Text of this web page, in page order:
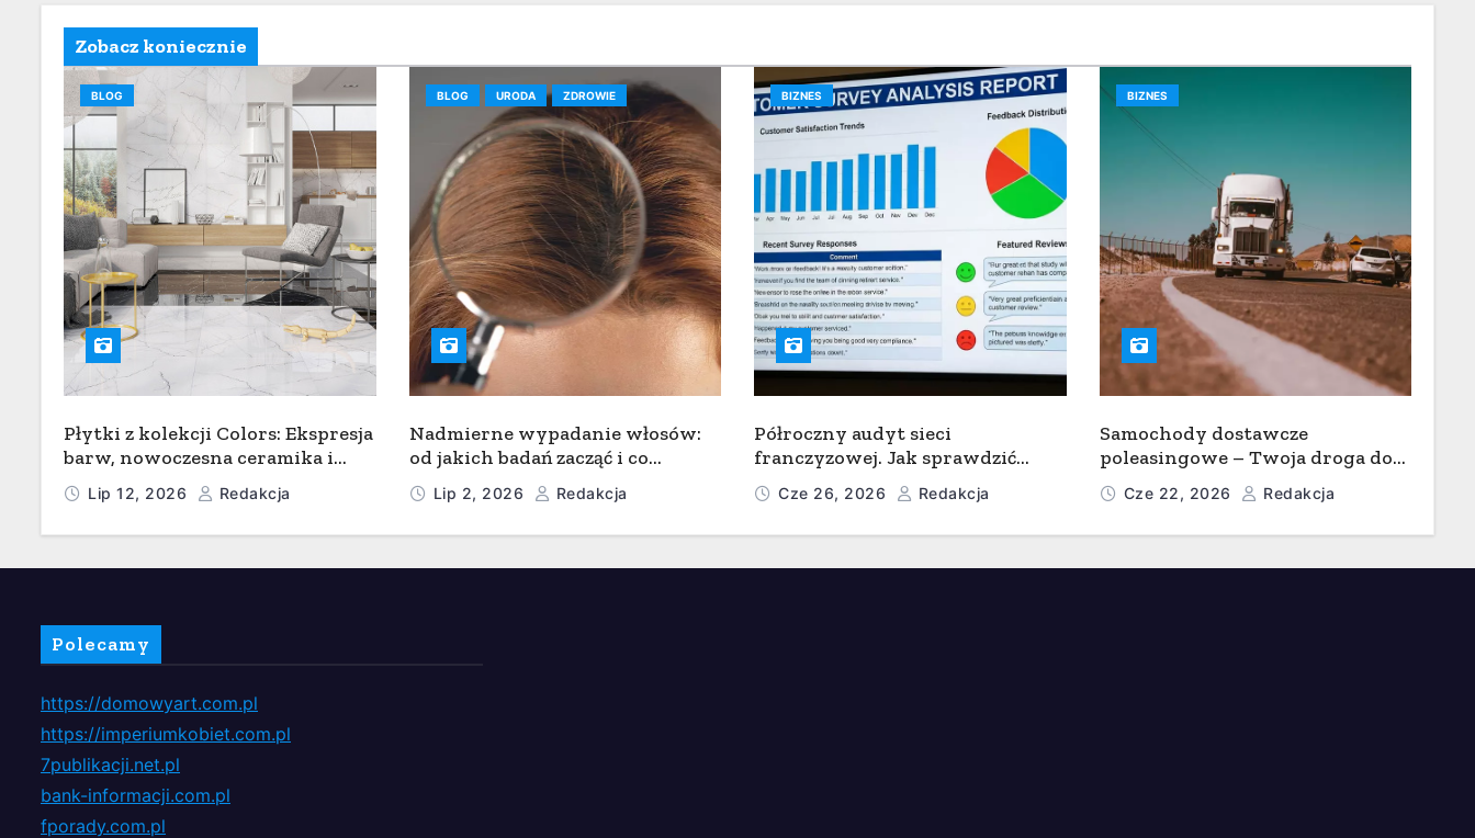
Zobacz koniecznie
BLOG
Płytki z kolekcji Colors: Ekspresja
barw, nowoczesna ceramika i
wyrazisty styl w łazience, kuchni
i salonie
Lip 12, 2026 Redakcja
BLOG URODA ZDROWIE
Nadmierne wypadanie włosów:
od jakich badań zacząć i co
pokazuje analiza pierwiastkowa
włosa?
Lip 2, 2026 Redakcja
BIZNES
Półroczny audyt sieci
franczyzowej. Jak sprawdzić
standardy w 50 lokalach nie
ruszając się z centrali?
Cze 26, 2026 Redakcja
BIZNES
Samochody dostawcze
poleasingowe – Twoja droga do
sukcesu w dystrybucji
Cze 22, 2026 Redakcja
Polecamy
https://domowyart.com.pl
https://imperiumkobiet.com.pl
7publikacji.net.pl
bank-informacji.com.pl
fporady.com.pl